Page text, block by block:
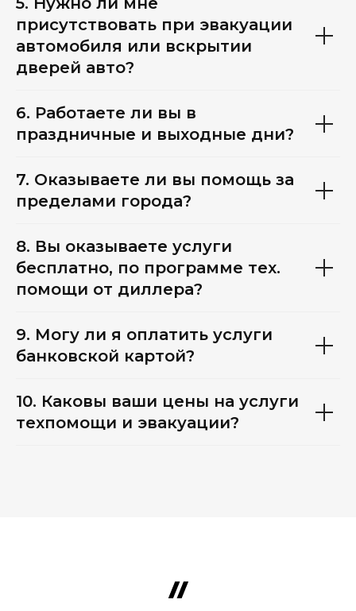
присутствовать при эвакуации
автомобиля или вскрытии
дверей авто?
6. Работаете ли вы в
праздничные и выходные дни?
7. Оказываете ли вы помощь за
пределами города?
8. Вы оказываете услуги
бесплатно, по программе тех.
помощи от диллера?
9. Могу ли я оплатить услуги
банковской картой?
10. Каковы ваши цены на услуги
техпомощи и эвакуации?